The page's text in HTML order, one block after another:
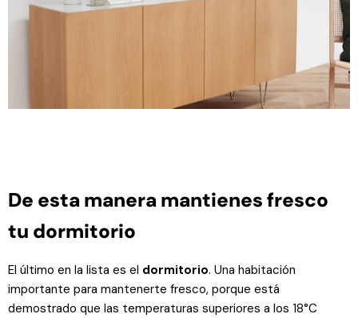
De esta manera mantienes fresco
tu dormitorio
El último en la lista es el dormitorio. Una habitación
importante para mantenerte fresco, porque está
demostrado que las temperaturas superiores a los 18°C ​​